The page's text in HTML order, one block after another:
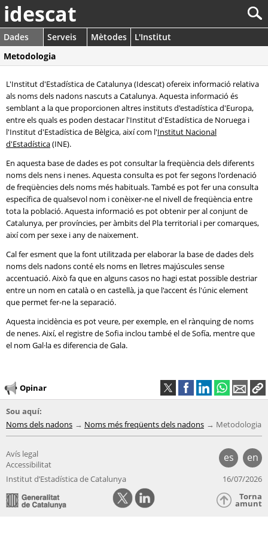
idescat
Dades Serveis Mètodes
L'Institut
Metodologia
L'Institut d'Estadística de Catalunya (Idescat) ofereix informació relativa
als noms dels nadons nascuts a Catalunya. Aquesta informació és
semblant a la que proporcionen altres instituts d'estadística d'Europa,
entre els quals es poden destacar l'Institut d'Estadística de Noruega i
l'Institut d'Estadística de Bèlgica, així com l'Institut Nacional
d'Estadística(INE).
En aquesta base de dades es pot consultar la freqüència dels diferents
noms dels nens i nenes. Aquesta consulta es pot fer segons l'ordenació
de freqüències dels noms més habituals. També es pot fer una consulta
específica de qualsevol nom i conèixer-ne el nivell de freqüència entre
tota la població. Aquesta informació es pot obtenir per al conjunt de
Catalunya, per províncies, per àmbits del Pla territorial i per comarques,
així com per sexe i any de naixement.
Cal fer esment que la font utilitzada per elaborar la base de dades dels
noms dels nadons conté els noms en lletres majúscules sense
accentuació. Això fa que en alguns casos no hagi estat possible destriar
entre un nom en català o en castellà, ja que l'accent és l'únic element
que permet fer-ne la separació.
Aquesta incidència es pot veure, per exemple, en el rànquing de noms
de nenes. Així, el registre de Sofia inclou també el de Sofía, mentre que
el nom Gal·la es diferencia de Gala.
Opinar
Sou aquí:
Noms dels nadons
Noms més freqüents dels nadons Metodologia
es en
Avís legal
Accessibilitat
Institut d’Estadística de Catalunya
16/07/2026
Torna
amunt